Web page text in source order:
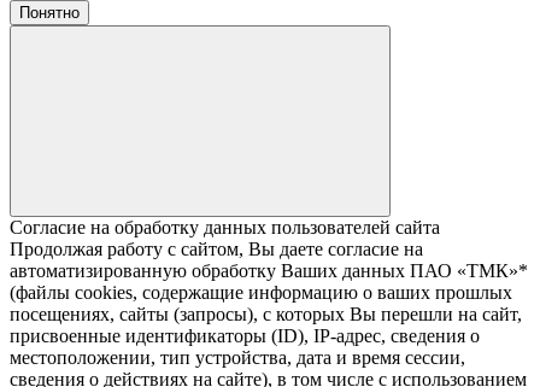
Понятно
Согласие на обработку данных пользователей сайта
Продолжая работу с сайтом, Вы даете согласие на
автоматизированную обработку Ваших данных ПАО «ТМК»*
(файлы cookies, содержащие информацию о ваших прошлых
посещениях, сайты (запросы), с которых Вы перешли на сайт,
присвоенные идентификаторы (ID), IP-адрес, сведения о
местоположении, тип устройства, дата и время сессии,
сведения о действиях на сайте), в том числе с использованием